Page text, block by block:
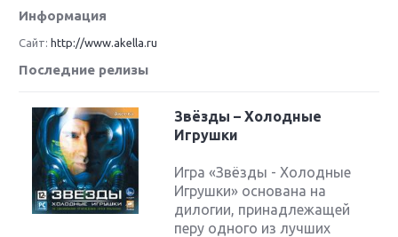
Информация
Сайт: http://www.akella.ru
Последние релизы
Звёзды – Холодные
Игрушки
Игра «Звёзды - Холодные
Игрушки» основана на
дилогии, принадлежащей
перу одного из лучших